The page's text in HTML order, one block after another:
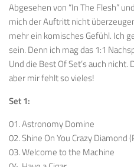
Abgesehen von “In The Flesh”
mich der Auftritt nicht
mehr ein komisches Gefühl. Ich
sein. Denn ich mag das 1:1
Und die Best Of Set’s auch
aber mir fehlt so vieles!
Set 1:
01. Astronomy Domine
02. Shine On You Crazy Diamond
03. Welcome to the Machine